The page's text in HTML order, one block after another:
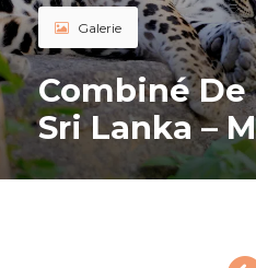
Galerie
Combiné De
Sri Lanka –